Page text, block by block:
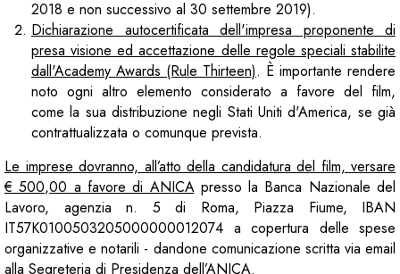
2018 e non successivo al 30 settembre 2019).
Dichiarazione autocertificata dell'impresa proponente di
presa visione ed accettazione delle regole speciali stabilite
dall'Academy Awards (Rule Thirteen). È importante rendere
noto ogni altro elemento considerato a favore del film,
come la sua distribuzione negli Stati Uniti d'America, se già
contrattualizzata o comunque prevista.
Le imprese dovranno, all’atto della candidatura del film, versare
€ 500,00 a favore di ANICApresso la Banca Nazionale del
Lavoro, agenzia n. 5 di Roma, Piazza Fiume, IBAN
IT57K0100503205000000012074 a copertura delle spese
organizzative e notarili - dandone comunicazione scritta via email
alla Segreteria di Presidenza dell’ANICA.